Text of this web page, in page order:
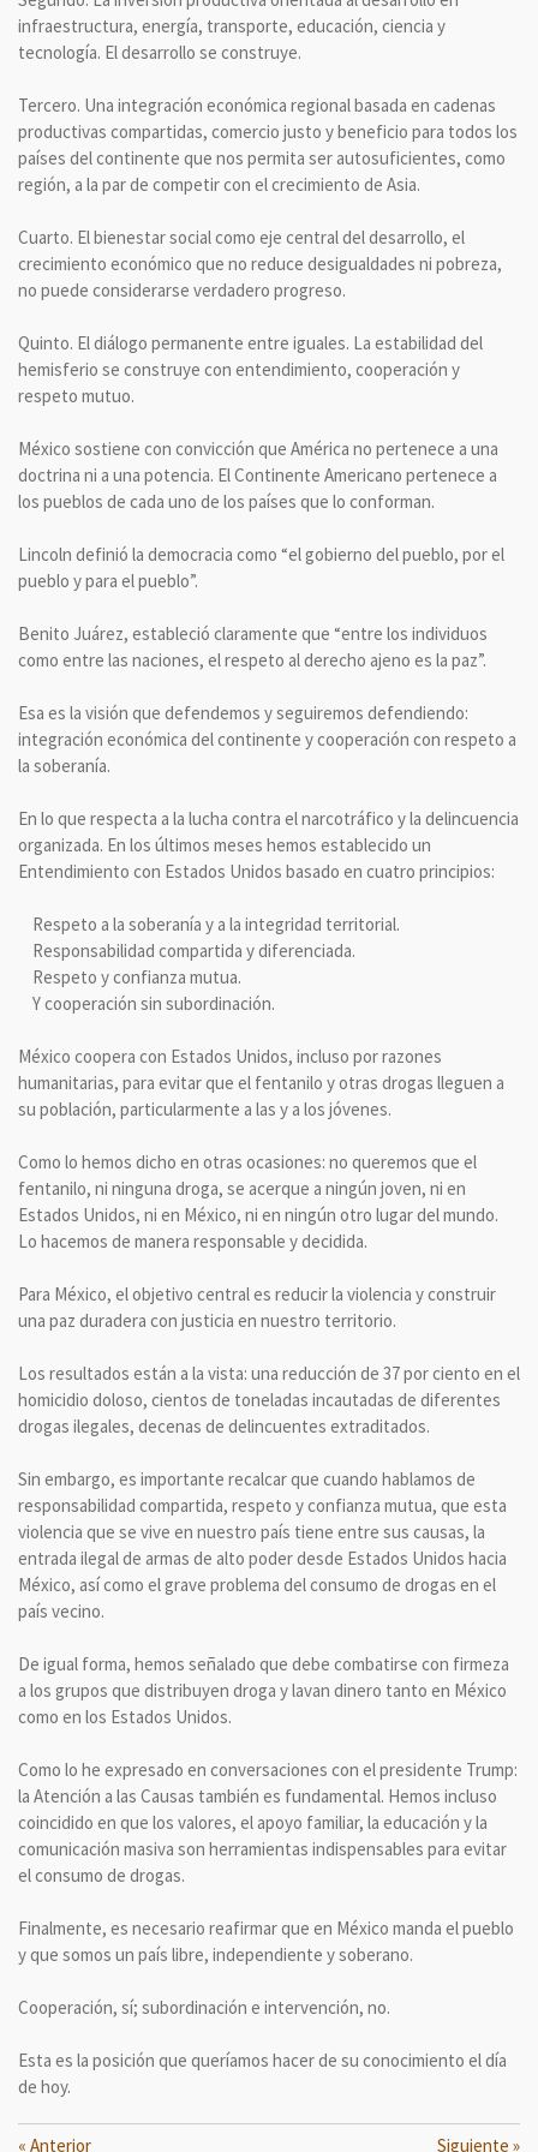
infraestructura, energía, transporte, educación, ciencia y
tecnología. El desarrollo se construye.
Tercero. Una integración económica regional basada en cadenas
productivas compartidas, comercio justo y beneficio para todos los
países del continente que nos permita ser autosuficientes, como
región, a la par de competir con el crecimiento de Asia.
Cuarto. El bienestar social como eje central del desarrollo, el
crecimiento económico que no reduce desigualdades ni pobreza,
no puede considerarse verdadero progreso.
Quinto. El diálogo permanente entre iguales. La estabilidad del
hemisferio se construye con entendimiento, cooperación y
respeto mutuo.
México sostiene con convicción que América no pertenece a una
doctrina ni a una potencia. El Continente Americano pertenece a
los pueblos de cada uno de los países que lo conforman.
Lincoln definió la democracia como “el gobierno del pueblo, por el
pueblo y para el pueblo”.
Benito Juárez, estableció claramente que “entre los individuos
como entre las naciones, el respeto al derecho ajeno es la paz”.
Esa es la visión que defendemos y seguiremos defendiendo:
integración económica del continente y cooperación con respeto a
la soberanía.
En lo que respecta a la lucha contra el narcotráfico y la delincuencia
organizada. En los últimos meses hemos establecido un
Entendimiento con Estados Unidos basado en cuatro principios:
Respeto a la soberanía y a la integridad territorial.
Responsabilidad compartida y diferenciada.
Respeto y confianza mutua.
Y cooperación sin subordinación.
México coopera con Estados Unidos, incluso por razones
humanitarias, para evitar que el fentanilo y otras drogas lleguen a
su población, particularmente a las y a los jóvenes.
Como lo hemos dicho en otras ocasiones: no queremos que el
fentanilo, ni ninguna droga, se acerque a ningún joven, ni en
Estados Unidos, ni en México, ni en ningún otro lugar del mundo.
Lo hacemos de manera responsable y decidida.
Para México, el objetivo central es reducir la violencia y construir
una paz duradera con justicia en nuestro territorio.
Los resultados están a la vista: una reducción de 37 por ciento en el
homicidio doloso, cientos de toneladas incautadas de diferentes
drogas ilegales, decenas de delincuentes extraditados.
Sin embargo, es importante recalcar que cuando hablamos de
responsabilidad compartida, respeto y confianza mutua, que esta
violencia que se vive en nuestro país tiene entre sus causas, la
entrada ilegal de armas de alto poder desde Estados Unidos hacia
México, así como el grave problema del consumo de drogas en el
país vecino.
De igual forma, hemos señalado que debe combatirse con firmeza
a los grupos que distribuyen droga y lavan dinero tanto en México
como en los Estados Unidos.
Como lo he expresado en conversaciones con el presidente Trump:
la Atención a las Causas también es fundamental. Hemos incluso
coincidido en que los valores, el apoyo familiar, la educación y la
comunicación masiva son herramientas indispensables para evitar
el consumo de drogas.
Finalmente, es necesario reafirmar que en México manda el pueblo
y que somos un país libre, independiente y soberano.
Cooperación, sí; subordinación e intervención, no.
Esta es la posición que queríamos hacer de su conocimiento el día
de hoy.
« Anterior Siguiente »